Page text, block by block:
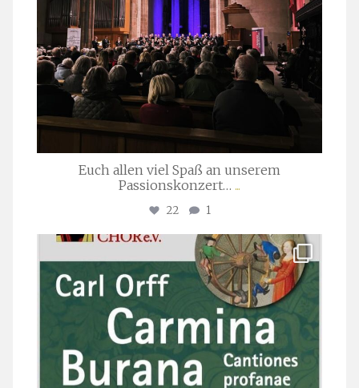
Euch allen viel Spaß an unserem
Passionskonzert… ...
22 1
stuttgarter_oratorienchor
Juli 22